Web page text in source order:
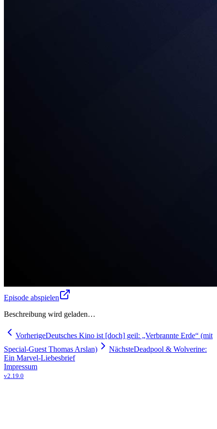
Episode abspielen
Beschreibung wird geladen…
VorherigeDeutsches Kino ist [doch] geil: „Verbrannte Erde“ (mit
Special-Guest Thomas Arslan)
NächsteDeadpool & Wolverine:
Ein Marvel-Liebesbrief
Impressum
v2.19.0